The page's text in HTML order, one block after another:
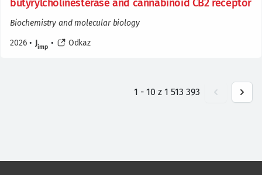
butyrylcholinesterase and cannabinoid CB2 receptor
Biochemistry and molecular biology
2026 • Jimp • Odkaz
1 - 10 z 1 513 393